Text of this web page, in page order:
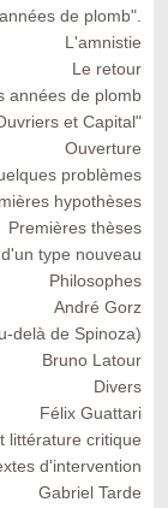
de plomb".
L'amnistie
Le retour
années de plomb
et Capital"
Ouverture
problèmes
hypothèses
Premières thèses
type nouveau
Philosophes
André Gorz
delà de Spinoza)
Bruno Latour
Divers
Félix Guattari
littérature critique
d'intervention
Gabriel Tarde